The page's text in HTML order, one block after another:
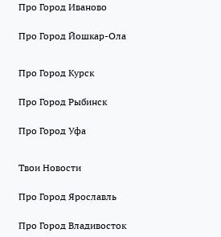
Про Город Иваново
Про Город Йошкар-Ола
Про Город Курск
Про Город Рыбинск
Про Город Уфа
Твои Новости
Про Город Ярославль
Про Город Владивосток